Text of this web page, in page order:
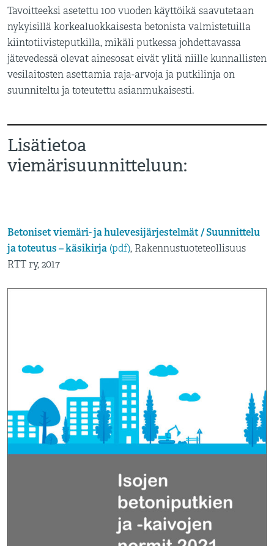
Tavoitteeksi asetettu 100 vuoden käyttöikä saavutetaan
nykyisillä korkealuokkaisesta betonista valmistetuilla
kiintotiivisteputkilla, mikäli putkessa johdettavassa
jätevedessä olevat ainesosat eivät ylitä niille kunnallisten
vesilaitosten asettamia raja-arvoja ja putkilinja on
suunniteltu ja toteutettu asianmukaisesti.
Lisätietoa
viemärisuunnitteluun:
Betoniset viemäri- ja hulevesijärjestelmät / Suunnittelu
ja toteutus – käsikirja (pdf), Rakennustuoteteollisuus
RTT ry, 2017